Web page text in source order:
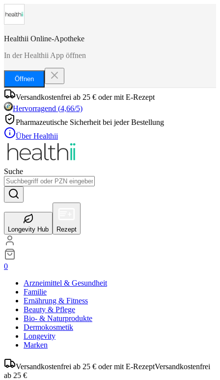
Healthii Online-Apotheke
In der Healthii App öffnen
Öffnen
Versandkostenfrei ab 25 € oder mit E-Rezept
Hervorragend (4,66/5)
Pharmazeutische Sicherheit bei jeder Bestellung
Über Healthii
Suche
Longevity Hub Rezept
0
Arzneimittel & Gesundheit
Familie
Ernährung & Fitness
Beauty & Pflege
Bio- & Naturprodukte
Dermokosmetik
Longevity
Marken
Versandkostenfrei ab 25 € oder mit E-RezeptVersandkostenfrei
ab 25 €